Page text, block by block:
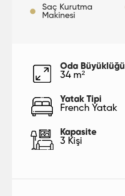
Saç Kurutma
Makinesi
Oda Büyüklüğü
34 m²
Yatak Tipi
French Yatak
Kapasite
3 Kişi